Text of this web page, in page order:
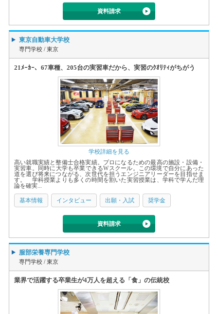
資料請求
東京自動車大学校
専門学校 /東京
21ﾒｰｶｰ、67車種、205台の実習車だから、実習のｸｵﾘﾃｨがちがう
学校詳細を見る
高い就職実績と整備士合格実績。プロになるための最高の施設・設備・
実習車。同時に大学も卒業できるWスクール。この環境で自分にあった
道を選び将来につながる、次世代を担うエンジニアリーダーを目指せま
す。 学科授業よりも多くの時間を割いた実習授業は、学科で学んだ理
論を確実...
基本情報 インタビュー 出願・入試 奨学金
資料請求
服部栄養専門学校
専門学校 /東京
業界で活躍する卒業生が4万人を超える「食」の伝統校